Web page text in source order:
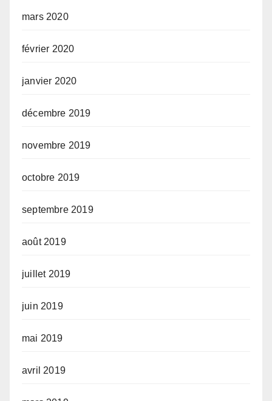
mars 2020
février 2020
janvier 2020
décembre 2019
novembre 2019
octobre 2019
septembre 2019
août 2019
juillet 2019
juin 2019
mai 2019
avril 2019